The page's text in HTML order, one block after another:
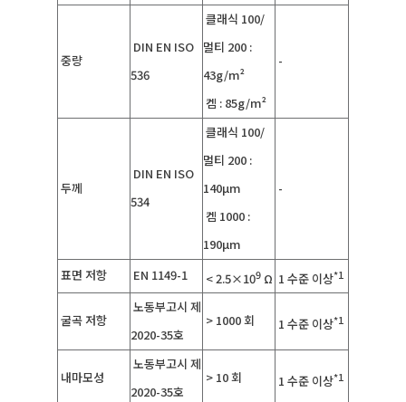
중량
DIN EN ISO
536
클래식 100/
멀티 200 :
43g/m²
켐 : 85g/m²
-
두께
DIN EN ISO
534
클래식 100/
멀티 200 :
140µm
켐 1000 :
190µm
-
표면 저항 EN 1149-1 < 2.5×109 Ω 1 수준 이상*1
굴곡 저항
노동부고시 제
2020-35호
> 1000 회 1 수준 이상*1
내마모성
노동부고시 제
2020-35호
> 10 회 1 수준 이상*1